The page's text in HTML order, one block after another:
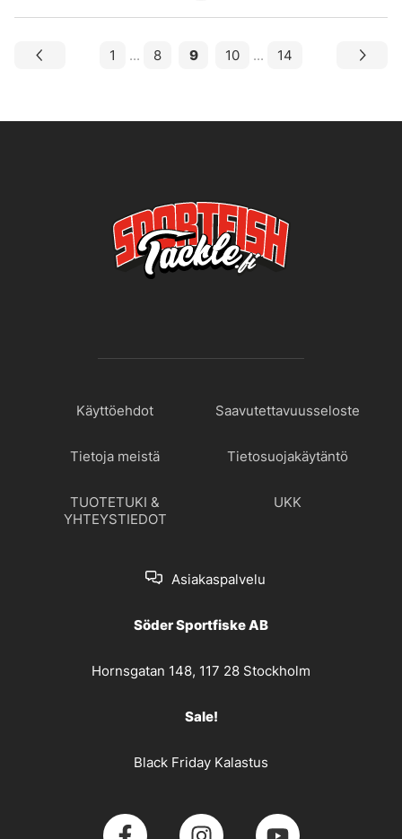
1 ... 8 9 10 ... 14
Käyttöehdot Saavutettavuusseloste
Tietoja meistä Tietosuojakäytäntö
TUOTETUKI &
YHTEYSTIEDOT
UKK
Asiakaspalvelu
Söder Sportfiske AB
Hornsgatan 148, 117 28 Stockholm
Sale!
Black Friday Kalastus